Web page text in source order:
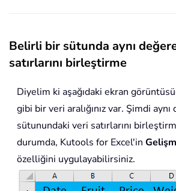
Belirli bir sütunda aynı
satırlarını birleştirme
Diyelim ki aşağıdaki ekran
gibi bir veri aralığınız var. Şimdi
sütunundaki veri satırlarını
durumda, Kutools for Excel'in
özelliğini uygulayabilirsiniz.